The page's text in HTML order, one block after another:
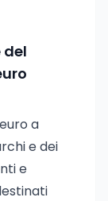
del
a
e dei
e